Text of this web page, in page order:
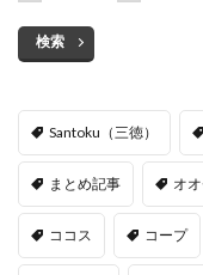
検索
Santoku（三徳）
まとめ記事 オ
ココス コープ